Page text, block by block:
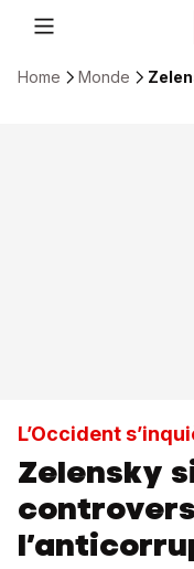
Home Monde
L’Occident
Zelensky